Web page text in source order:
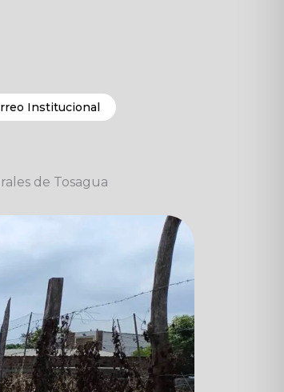
Institucional
de Tosagua